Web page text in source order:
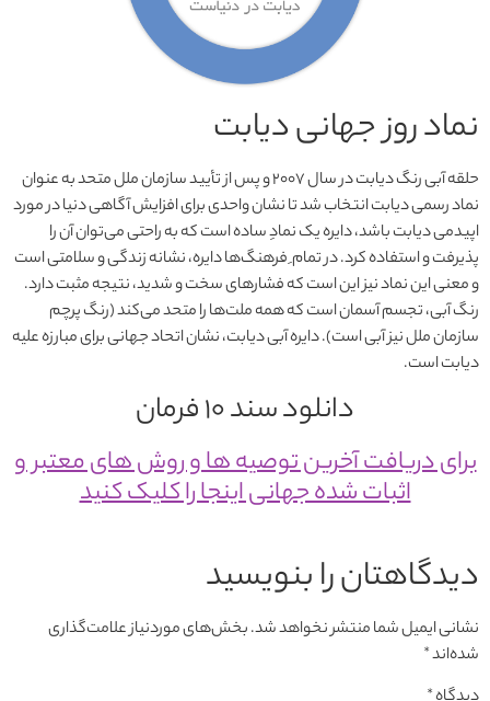
نماد روز جهانی دیابت
حلقه آبی رنگ دیابت در سال ۲۰۰۷ و پس از تأیید سازمان ملل متحد به عنوان
نماد رسمی دیابت انتخاب شد تا نشان واحدی برای افزایش آگاهی دنیا در مورد
اپیدمی دیابت باشد، دایره یک نمادِ ساده است که به راحتی می‌توان آن را
پذیرفت و استفاده کرد. در تمام ِ فرهنگ‌ها دایره، نشانه زندگی و سلامتی است
و معنی این نماد نیز این است که فشارهای سخت و شدید، نتیجه مثبت دارد.
رنگ آبی، تجسم آسمان است که همه ملت‌ها را متحد می‌کند (رنگ پرچم
سازمان ملل نیز آبی است). دایره آبی دیابت، نشان اتحاد جهانی برای مبارزه علیه
دیابت است.
دانلود سند 10 فرمان
برای دریافت آخرین توصیه ها و روش های معتبر و
اثبات شده جهانی اینجا را کلیک کنید
دیدگاهتان را بنویسید
نشانی ایمیل شما منتشر نخواهد شد.بخش‌های موردنیاز علامت‌گذاری
شده‌اند*